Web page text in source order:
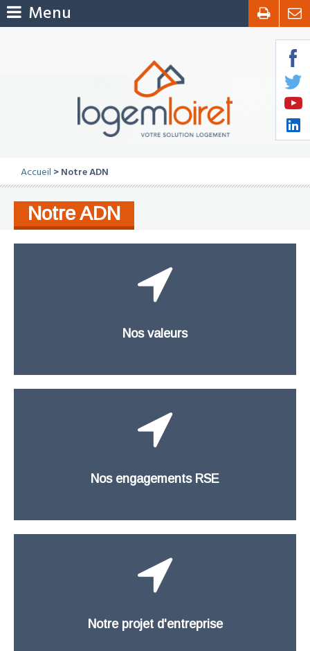
Menu
Accueil > Notre ADN
Notre ADN
Nos valeurs
Nos engagements RSE
Notre projet d'entreprise